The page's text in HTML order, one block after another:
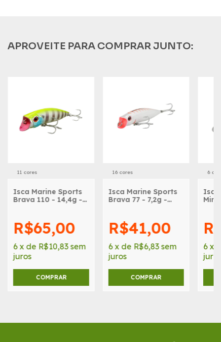
APROVEITE PARA COMPRAR JUNTO:
11 cores
Isca Marine Sports
Brava 110 - 14,4g -
R$65,00
6 x de R$10,83 sem
juros
COMPRAR
16 cores
Isca Marine Sports
Brava 77 - 7,2g -
R$41,00
6 x de R$6,83 sem
juros
COMPRAR
6
Isca
6 x
juros